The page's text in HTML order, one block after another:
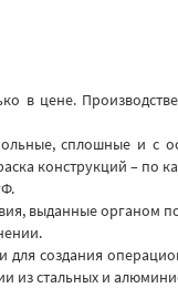
в цене.
сплошные и с
конструкций – по
выданные
создания
стальных и